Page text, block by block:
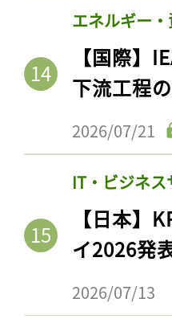
エネルギー
【国際】
下流工程
2026/07/21
IT・ビジネス
【日本】
イ2026発
2026/07/13
記